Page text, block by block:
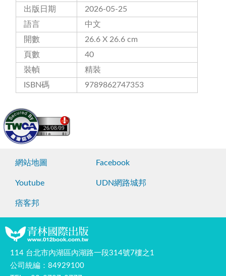
出版日期
2026-05-25
語言
中文
開數
26.6 X 26.6 cm
頁數
40
裝幀
精裝
ISBN碼
9789862747353
26/08/09
網站地圖 Facebook
Youtube UDN網路城邦
痞客邦
114 台北市內湖區內湖路一段314號7樓之1
公司統編：84929100